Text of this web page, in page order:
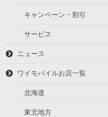
キャンペーン・割引
サービス
ニュース
ワイモバイルお店一覧
北海道
東北地方